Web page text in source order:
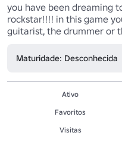
you have been dreaming
rockstar!!!! in this game
guitarist, the drummer or
Maturidade: Desconhecida
Ativo
Favoritos
Visitas